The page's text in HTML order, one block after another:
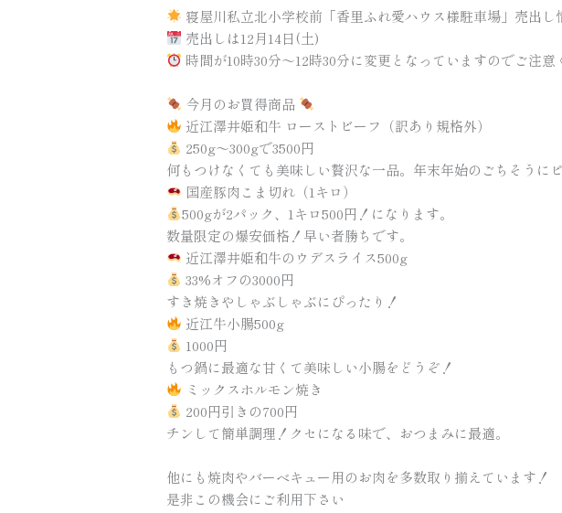
寝屋川私立北小学校前「香里ふれ愛ハウス様駐車場」売出し
売出しは12月14日(土)
時間が10時30分〜12時30分に変更となっていますのでご注意
今月のお買得商品
近江澤井姫和牛 ローストビーフ（訳あり規格外）
250g〜300gで3500円
何もつけなくても美味しい贅沢な一品。年末年始のごちそうに
国産豚肉こま切れ（1キロ）
500gが2パック、1キロ500円！になります。
数量限定の爆安価格！早い者勝ちです。
近江澤井姫和牛のウデスライス500g
33%オフの3000円
すき焼きやしゃぶしゃぶにぴったり！
近江牛小腸500g
1000円
もつ鍋に最適な甘くて美味しい小腸をどうぞ！
ミックスホルモン焼き
200円引きの700円
チンして簡単調理！クセになる味で、おつまみに最適。
他にも焼肉やバーベキュー用のお肉を多数取り揃えています！
是非この機会にご利用下さい